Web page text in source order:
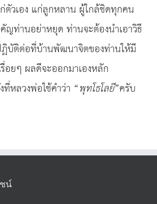
ตัวเอง แก่ลูกหลาน ผู้ใกล้ชิดทุกคน
ท่านอย่าหยุด ท่านจะต้องนำเอาวิธี
ฏิบัติต่อที่บ้านพัฒนาจิตของท่านให้มี
ยๆ ผลดีจะออกมาเองหลัก
หลวงพ่อใช้คำว่า “พุทโธโลยี”ครับ
น์